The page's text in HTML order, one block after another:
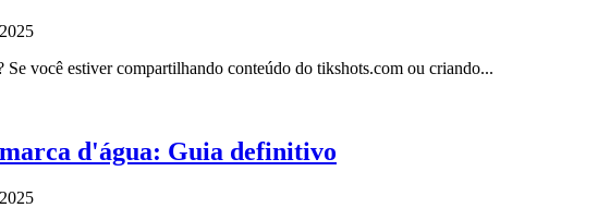
Se você estiver compartilhando conteúdo do tikshots.com ou criando...
d'água: Guia definitivo